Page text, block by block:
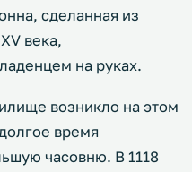
сделанная из
века,
на руках.
возникло на этом
время
часовню. В 1118